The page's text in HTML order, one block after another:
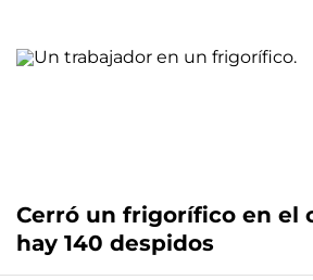
Cerró un frigorífico en el
hay 140 despidos